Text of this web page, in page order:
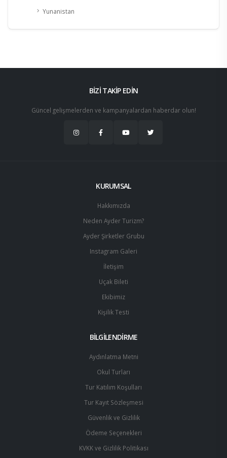
Yunanistan
BİZİ TAKİP EDİN
Güncel gelişmelerden ve kampanyalardan haberdar olun!
KURUMSAL
Hakkımızda
Neden Ayder Turizm?
Ayder Şirketler Grubu
Instagram Galeri
İletişim
Uçak Bileti
Ekibimiz
Kişilik Testi
BİLGİLENDİRME
Aydınlatma Metni
Okul Turları
Tur Katılım Koşulları
Tur Kayıt Sözleşmesi
Güvenlik ve Gizlilik
Ödeme Seçenekleri
KVKK ve Gizlilik Politikası